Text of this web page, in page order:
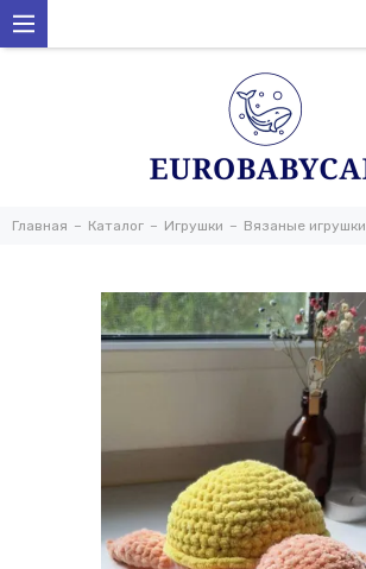
Главная Каталог Игрушки Вязаные игрушки